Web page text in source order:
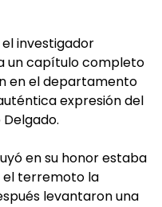
investigador
un capítulo completo
en el departamento
expresión del
en su honor estaba
el terremoto la
levantaron una